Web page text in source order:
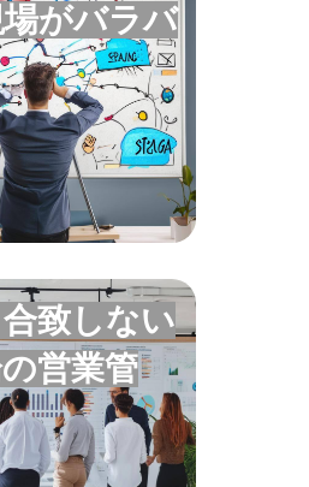
がバラバ
営業リソースは限
。だからこそ優先
題を明確にする必
要があります
致しない
営業管
も現場に浸透しな
出ません。根性論
業現場は非効率です